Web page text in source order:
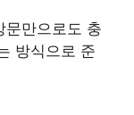
문만으로도 충
방식으로 준